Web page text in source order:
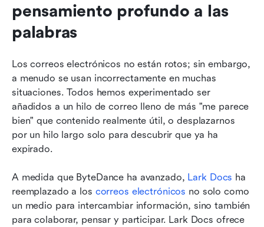
pensamiento profundo a las
palabras
Los correos electrónicos no están rotos; sin embargo,
a menudo se usan incorrectamente en muchas
situaciones. Todos hemos experimentado ser
añadidos a un hilo de correo lleno de más "me parece
bien" que contenido realmente útil, o desplazarnos
por un hilo largo solo para descubrir que ya ha
expirado.
A medida que ByteDance ha avanzado, Lark Docs ha
reemplazado a los correos electrónicos no solo como
un medio para intercambiar información, sino también
para colaborar, pensar y participar. Lark Docs ofrece